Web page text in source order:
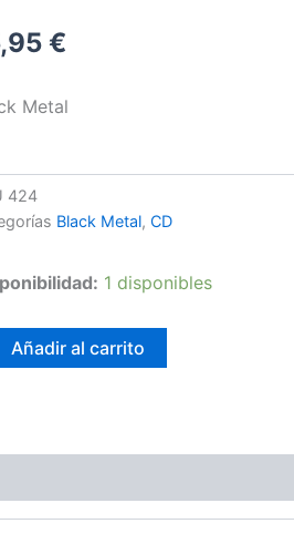
€
Metal
424
Black Metal, CD
1 disponibles
Añadir al carrito